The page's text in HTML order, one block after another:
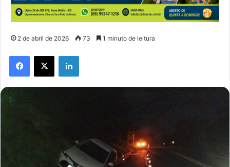
2 de abril de 2026 73 1 minuto de leitura
Facebook
X Linkedin